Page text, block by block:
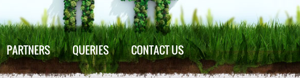
PARTNERS QUERIES CONTACT US